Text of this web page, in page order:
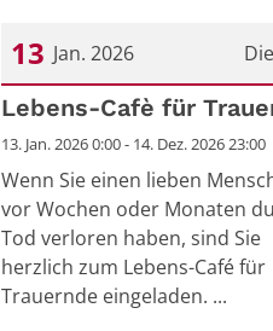
13 Jan. 2026
Datum: 13. Januar 2026
Lebens-Cafè für
13. Jan. 2026 0:00 - 14. Dez. 2026 23:00
Wenn Sie einen lieben
vor Wochen oder Monaten
Tod verloren haben, sind Sie
herzlich zum Lebens-Café für
Trauernde eingeladen. ...